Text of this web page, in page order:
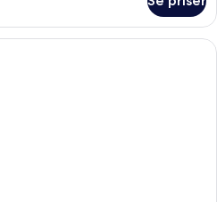
Et moderne køkken med indbygget